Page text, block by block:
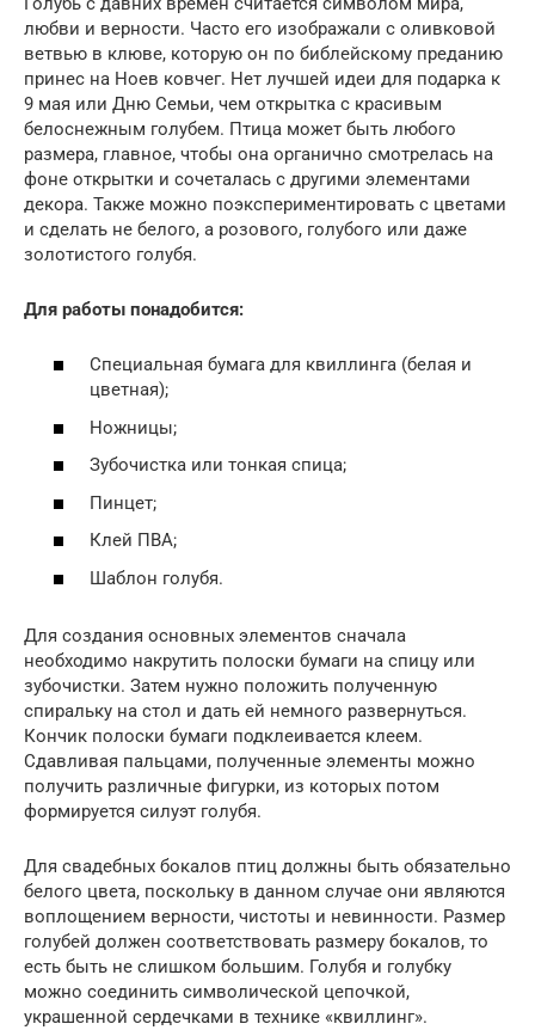
любви и верности. Часто его изображали с оливковой
ветвью в клюве, которую он по библейскому преданию
принес на Ноев ковчег. Нет лучшей идеи для подарка к
9 мая или Дню Семьи, чем открытка с красивым
белоснежным голубем. Птица может быть любого
размера, главное, чтобы она органично смотрелась на
фоне открытки и сочеталась с другими элементами
декора. Также можно поэкспериментировать с цветами
и сделать не белого, а розового, голубого или даже
золотистого голубя.
Для работы понадобится:
Специальная бумага для квиллинга (белая и
цветная);
Ножницы;
Зубочистка или тонкая спица;
Пинцет;
Клей ПВА;
Шаблон голубя.
Для создания основных элементов сначала
необходимо накрутить полоски бумаги на спицу или
зубочистки. Затем нужно положить полученную
спиральку на стол и дать ей немного развернуться.
Кончик полоски бумаги подклеивается клеем.
Сдавливая пальцами, полученные элементы можно
получить различные фигурки, из которых потом
формируется силуэт голубя.
Для свадебных бокалов птиц должны быть обязательно
белого цвета, поскольку в данном случае они являются
воплощением верности, чистоты и невинности. Размер
голубей должен соответствовать размеру бокалов, то
есть быть не слишком большим. Голубя и голубку
можно соединить символической цепочкой,
украшенной сердечками в технике «квиллинг».